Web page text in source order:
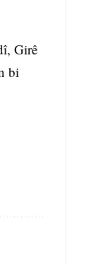
Girê
bi